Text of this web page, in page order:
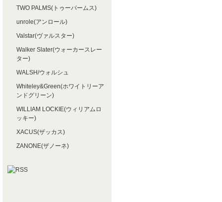
TWO PALMS(トゥーパームス)
unrole(アンロール)
Valstar(ヴァルスター)
Walker Slater(ウォーカースレー
ター)
WALSH/ウォルシュ
Whiteley&Green(ホワイトリーア
ンドグリーン)
WILLIAM LOCKIE(ウィリアムロ
ッキー)
XACUS(ザッカス)
ZANONE(ザノーネ)